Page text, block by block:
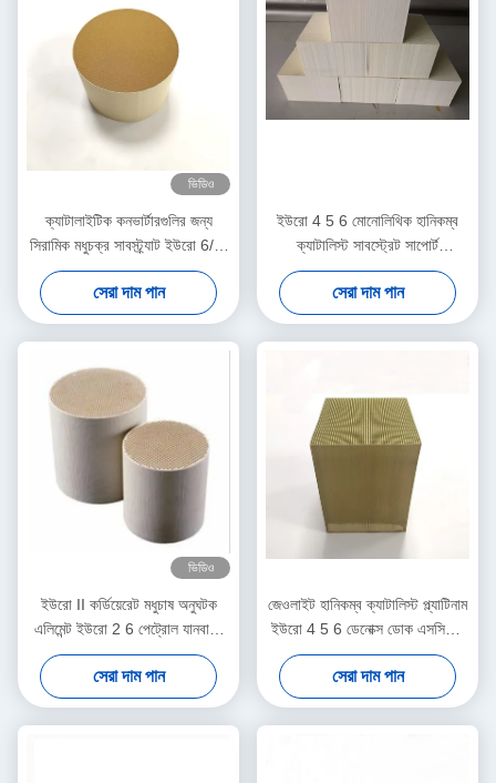
ভিডিও
ক্যাটালাইটিক কনভার্টারগুলির জন্য
সিরামিক মধুচক্র সাবস্ট্র্যাট ইউরো 6/VI
নির্গমন মান পূরণ করে।
সেরা দাম পান
ইউরো 4 5 6 মোনোলিথিক হানিকম্ব
ক্যাটালিস্ট সাবস্ট্রেট সাপোর্ট
ম্যানুফ্যাকচারিং
সেরা দাম পান
ভিডিও
ইউরো II কর্ডিয়েরেট মধুচাষ অনুঘটক
এলিমেন্ট ইউরো 2 6 পেট্রোল যানবাহন
সমর্থন করে
সেরা দাম পান
জেওলাইট হানিকম্ব ক্যাটালিস্ট প্ল্যাটিনাম
ইউরো 4 5 6 ডেনোক্স ডোক এসসিআর
পোক এসকে
সেরা দাম পান